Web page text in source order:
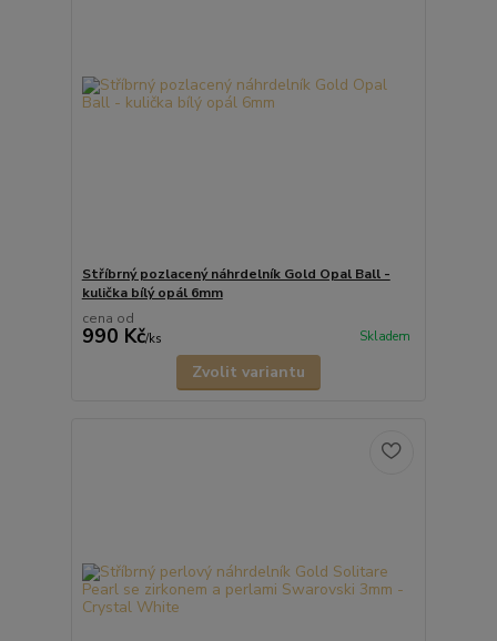
Stříbrný pozlacený náhrdelník Gold Opal Ball -
kulička bílý opál 6mm
cena od
990 Kč/ks Skladem
Zvolit variantu